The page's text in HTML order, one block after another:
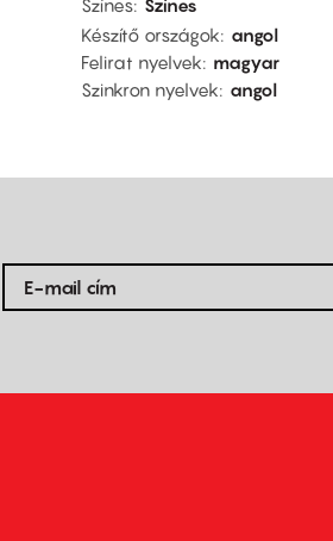
Színes Színes
Készítő országok
angol
Felirat nyelvek
magyar
Szinkron nyelvek
angol